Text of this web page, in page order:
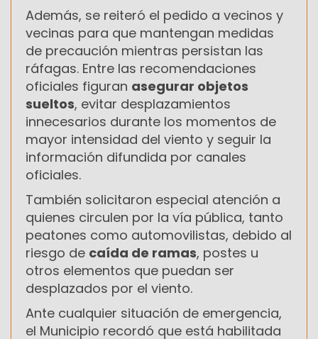
Además, se reiteró el pedido a vecinos y
vecinas para que mantengan medidas
de precaución mientras persistan las
ráfagas. Entre las recomendaciones
oficiales figuran asegurar objetos
sueltos, evitar desplazamientos
innecesarios durante los momentos de
mayor intensidad del viento y seguir la
información difundida por canales
oficiales.
También solicitaron especial atención a
quienes circulen por la vía pública, tanto
peatones como automovilistas, debido al
riesgo de caída de ramas, postes u
otros elementos que puedan ser
desplazados por el viento.
Ante cualquier situación de emergencia,
el Municipio recordó que está habilitada